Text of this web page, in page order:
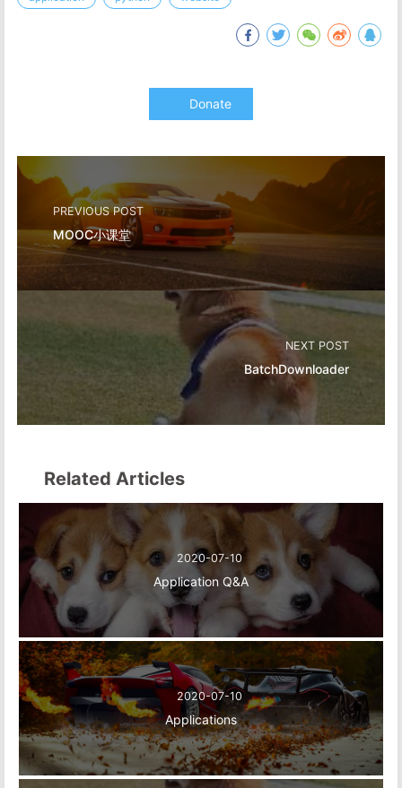
Donate
PREVIOUS POST
MOOC小课堂
NEXT POST
BatchDownloader
Related Articles
2020-07-10
Application Q&A
2020-07-10
Applications